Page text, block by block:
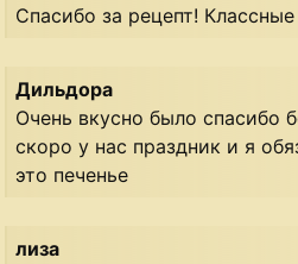
Спасибо за рецепт!
Дильдора
Очень вкусно было спасибо
скоро у нас праздник и я
это печенье
лиза